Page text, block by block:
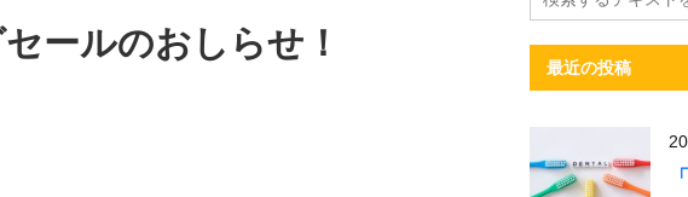
ールのおしらせ！
最近の投稿